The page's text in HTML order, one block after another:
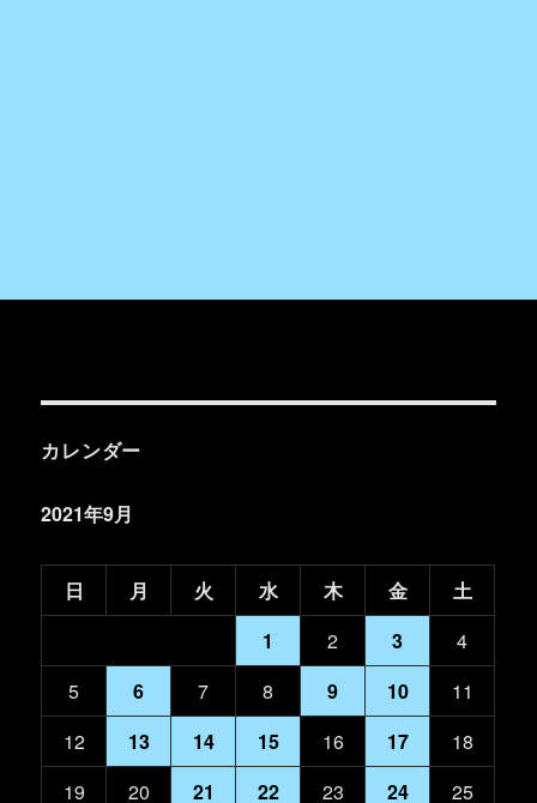
カレンダー
2021年9月
日 月 火 水 木 金
土
1
2 3
4
5
6 7 8 9 10
11
12
13 14 15 16 17
18
19
20 21 22 23 24 25